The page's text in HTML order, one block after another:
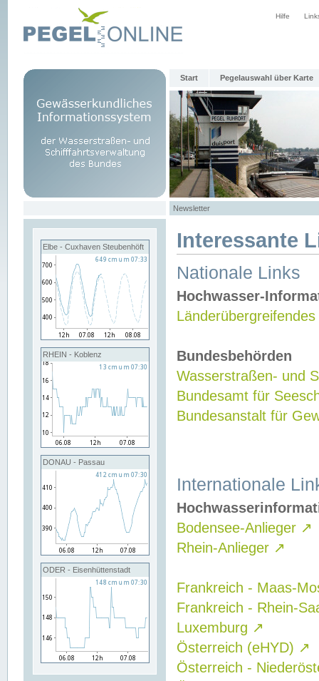
Hilfe
Start Pegelauswahl über Karte
Newsletter
Elbe - Cuxhaven Steubenhöft
RHEIN - Koblenz
DONAU - Passau
ODER - Eisenhüttenstadt
Interessante
Nationale Links
Hochwasser-
Bundesbehörden
Wasserstraßen- und
Bundesamt für
Bundesanstalt für
Internationale
Bodensee-Anlieger ↗
Rhein-Anlieger ↗
Frankreich - Maas-
Frankreich - Rhein-
Luxemburg ↗
Österreich (eHYD) ↗
Österreich -